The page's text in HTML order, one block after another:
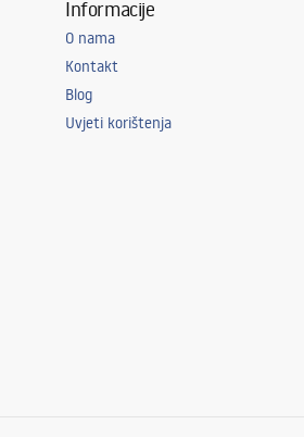
Informacije
O nama
Kontakt
Blog
Uvjeti korištenja